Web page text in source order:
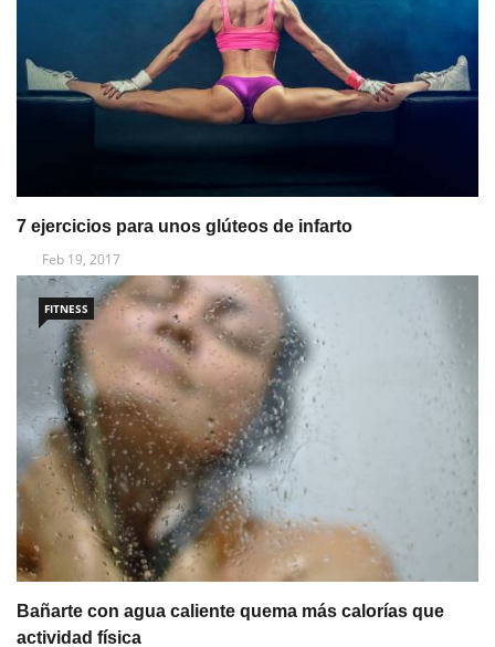
7 ejercicios para unos glúteos de infarto
Feb 19, 2017
FITNESS
Bañarte con agua caliente quema más calorías que
actividad física